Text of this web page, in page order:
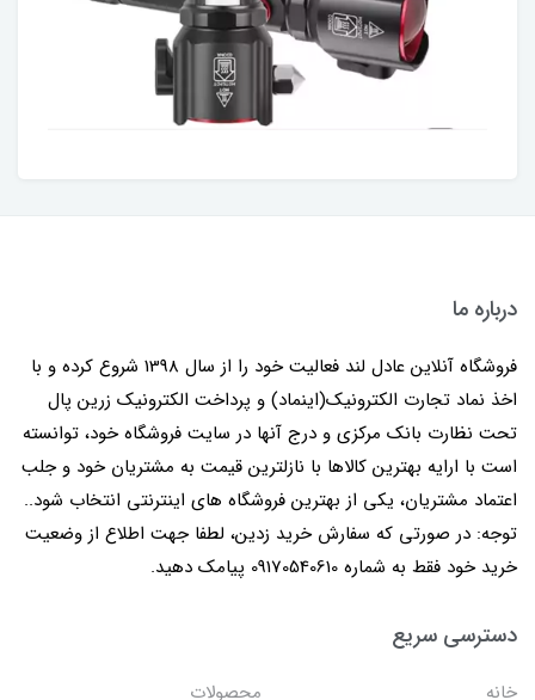
درباره ما
فروشگاه آنلاین عادل لند فعالیت خود را از سال 1398 شروع کرده و با
اخذ نماد تجارت الکترونیک(اینماد) و پرداخت الکترونیک زرین پال
تحت نظارت بانک مرکزی و درج آنها در سایت فروشگاه خود، توانسته
است با ارایه بهترین کالاها با نازلترین قیمت به مشتریان خود و جلب
اعتماد مشتریان، یکی از بهترین فروشگاه های اینترنتی انتخاب شود..
توجه: در صورتی که سفارش خرید زدین، لطفا جهت اطلاع از وضعیت
خرید خود فقط به شماره 09170540610 پیامک دهید.
دسترسی سریع
خانه
محصولات